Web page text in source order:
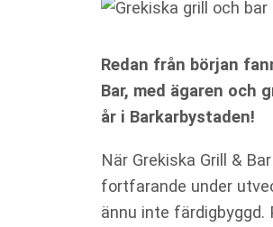
Redan från början
Bar, med ägaren och
år i Barkarbystaden!
När Grekiska Grill &
fortfarande under
ännu inte